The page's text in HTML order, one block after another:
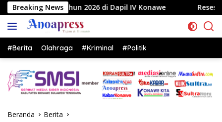
Langsung
ke
konten
Breaking News
di Dapil IV Konawe Reses di Labela, Anggota
#Berita Olahraga #Kriminal #Politik
Beranda Berita